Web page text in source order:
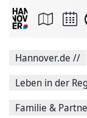
Seite
Facebook
teilen
Seitenlink
Hannover.de //
Leben in der
Familie &